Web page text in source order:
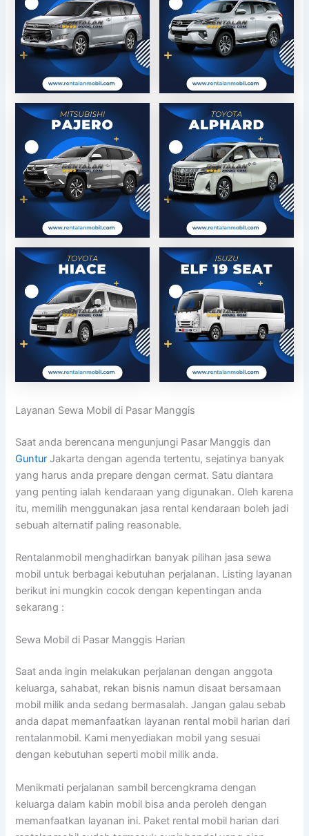
Layanan Sewa Mobil di Pasar Manggis
Saat anda berencana mengunjungi Pasar Manggis dan
Guntur Jakarta dengan agenda tertentu, sejatinya banyak
yang harus anda prepare dengan cermat. Satu diantara
yang penting ialah kendaraan yang digunakan. Oleh karena
itu, memilih menggunakan jasa rental kendaraan boleh jadi
sebuah alternatif paling reasonable.
Rentalanmobil menghadirkan banyak pilihan jasa sewa
mobil untuk berbagai kebutuhan perjalanan. Listing layanan
berikut ini mungkin cocok dengan kepentingan anda
sekarang :
Sewa Mobil di Pasar Manggis Harian
Saat anda ingin melakukan perjalanan dengan anggota
keluarga, sahabat, rekan bisnis namun disaat bersamaan
mobil milik anda sedang bermasalah. Jangan galau sebab
anda dapat memanfaatkan layanan rental mobil harian dari
rentalanmobil. Kami menyediakan mobil yang sesuai
dengan kebutuhan seperti mobil milik anda.
Menikmati perjalanan sambil bercengkrama dengan
keluarga dalam kabin mobil bisa anda peroleh dengan
memanfaatkan layanan ini. Paket rental mobil harian dari